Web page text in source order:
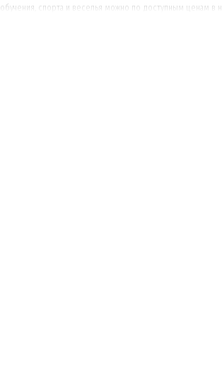
спорта и веселья можно по доступным ценам в
СПОРТИВНЫЙ УГОЛОК